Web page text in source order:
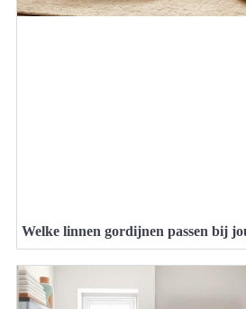
Welke linnen gordijnen passen bij